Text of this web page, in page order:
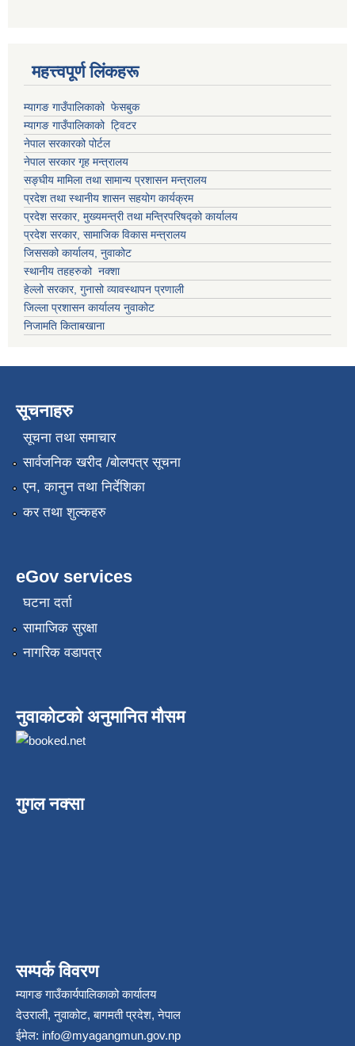
महत्त्वपूर्ण लिंकहरू
म्यागङ गाउँपालिकाको फेसबुक
म्यागङ गाउँपालिकाको ट्विटर
नेपाल सरकारको पोर्टल
नेपाल सरकार गृह मन्त्रालय
सङ्घीय मामिला तथा सामान्य प्रशासन मन्त्रालय
प्रदेश तथा स्थानीय शासन सहयोग कार्यक्रम
प्रदेश सरकार, मुख्यमन्त्री तथा मन्त्रिपरिषद्को कार्यालय
प्रदेश सरकार, सामाजिक विकास मन्त्रालय
जिससको कार्यालय, नुवाकोट
स्थानीय तहहरुको नक्शा
हेल्लो सरकार, गुनासो व्यावस्थापन प्रणाली
जिल्ला प्रशासन कार्यालय नुवाकोट
निजामति किताबखाना
सूचनाहरु
सूचना तथा समाचार
सार्वजनिक खरीद /बोलपत्र सूचना
एन, कानुन तथा निर्देशिका
कर तथा शुल्कहरु
eGov services
घटना दर्ता
सामाजिक सुरक्षा
नागरिक वडापत्र
नुवाकोटको अनुमानित मौसम
गुगल नक्सा
सम्पर्क विवरण
म्यागङ गाउँकार्यपालिकाको कार्यालय
देउराली, नुवाकोट, बागमती प्रदेश, नेपाल
ईमेल: info@myagangmun.gov.np